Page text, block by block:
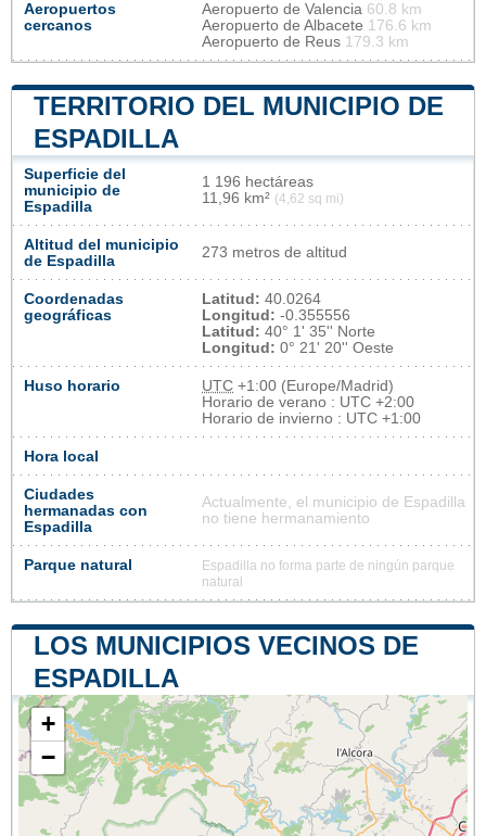
Aeropuertos
cercanos
Aeropuerto de Valencia 60.8 km
Aeropuerto de Albacete 176.6 km
Aeropuerto de Reus 179.3 km
TERRITORIO DEL MUNICIPIO DE
ESPADILLA
Superficie del
municipio de
Espadilla
1 196 hectáreas
11,96 km² (4,62 sq mi)
Altitud del municipio
de Espadilla
273 metros de altitud
Coordenadas
geográficas
Latitud: 40.0264
Longitud: -0.355556
Latitud: 40° 1' 35'' Norte
Longitud: 0° 21' 20'' Oeste
Huso horario UTC +1:00 (Europe/Madrid)
Horario de verano : UTC +2:00
Horario de invierno : UTC +1:00
Hora local
Ciudades
hermanadas con
Espadilla
Actualmente, el municipio de Espadilla
no tiene hermanamiento
Parque natural
Espadilla no forma parte de ningún parque
natural
LOS MUNICIPIOS VECINOS DE
ESPADILLA
+
−